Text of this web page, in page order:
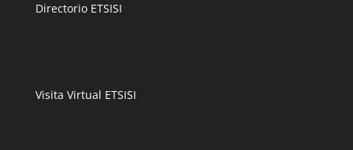
Directorio ETSISI
Visita Virtual ETSISI